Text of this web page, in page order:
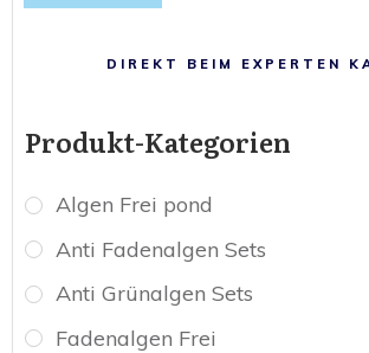
DIREKT BEIM EXPERTEN
Produkt-Kategorien
Algen Frei pond
Anti Fadenalgen Sets
Anti Grünalgen Sets
Fadenalgen Frei